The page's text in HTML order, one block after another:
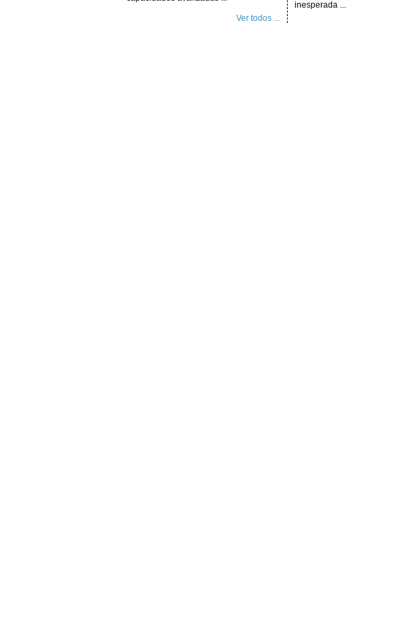
Ver todos ...
inesperada ...